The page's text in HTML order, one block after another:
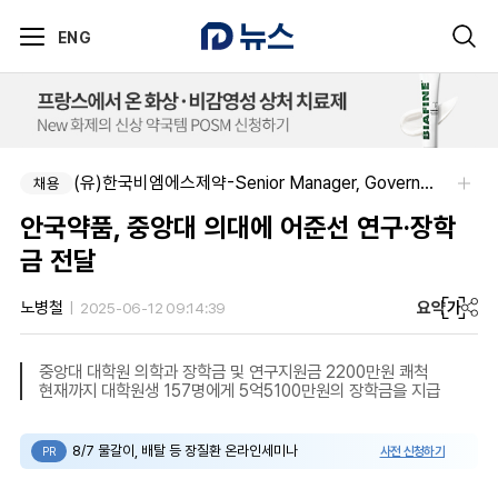
ENG
채용 (유)한국비엠에스제약-Senior Manager, Government Affairs & External Liaison (Permanent)
안국약품, 중앙대 의대에 어준선 연구·장학
금 전달
노병철 2025-06-12 09:14:39 요약가
중앙대 대학원 의학과 장학금 및 연구지원금 2200만원 쾌척
현재까지 대학원생 157명에게 5억5100만원의 장학금을 지급
PR 8/7 물갈이, 배탈 등 장질환 온라인세미나 사전 신청하기